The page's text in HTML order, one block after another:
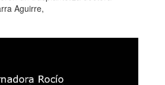
un trasplante.La doctora